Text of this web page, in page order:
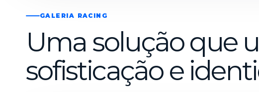
GALERIA RACING
Uma solução que
sofisticação e